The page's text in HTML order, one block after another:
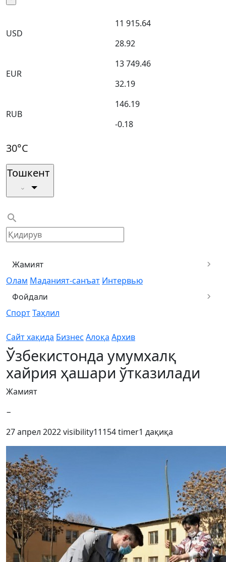
USD
11 915.64
28.92
EUR
13 749.46
32.19
RUB
146.19
-0.18
30°C
Тошкент
Жамият
Олам Маданият-санъат Интервью
Фойдали
СпортТаҳлил
Сайт хақида Бизнес Алоқа Архив
Ўзбекистонда умумхалқ
хайрия ҳашари ўтказилади
Жамият
−
27 апрел 2022visibility11154timer1 дақиқа